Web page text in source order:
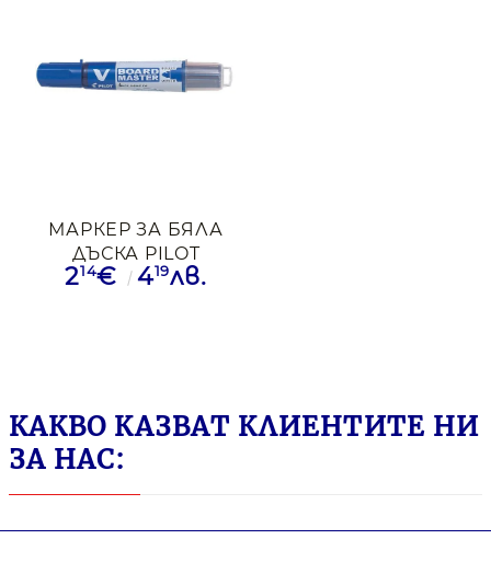
МАРКЕР ЗА БЯЛА
ДЪСКА PILOT
MASTER WBMA-
214€ 419лв.
КАКВО КАЗВАТ КЛИЕНТИТЕ НИ
ЗА НАС: